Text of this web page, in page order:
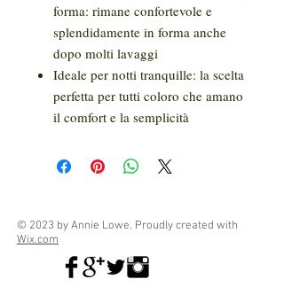
forma: rimane confortevole e
splendidamente in forma anche
dopo molti lavaggi
Ideale per notti tranquille: la scelta
perfetta per tutti coloro che amano
il comfort e la semplicità
© 2023 by Annie Lowe. Proudly created with
Wix.com